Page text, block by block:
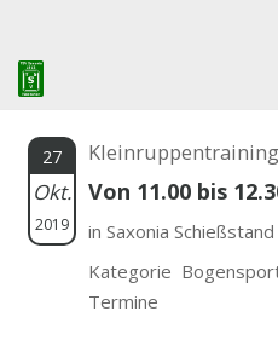
27
Okt.
2019
Kleinruppentraining
Von 11.00 bis
in Saxonia Schießstand
Kategorie
Termine